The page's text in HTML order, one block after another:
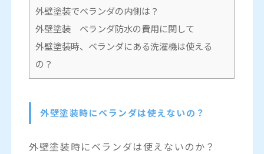
外壁塗装でベランダの内側は？
外壁塗装 ベランダ防水の費用に関して
外壁塗装時、ベランダにある洗濯機は使える
の？
外壁塗装時にベランダは使えないの？
外壁塗装時にベランダは使えないのか？